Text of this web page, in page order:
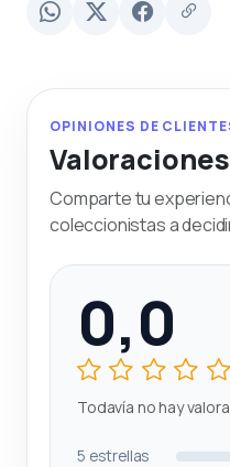
OPINIONES DE
Comparte tu
coleccionistas a
0,0
Todavía no hay
5 estrellas